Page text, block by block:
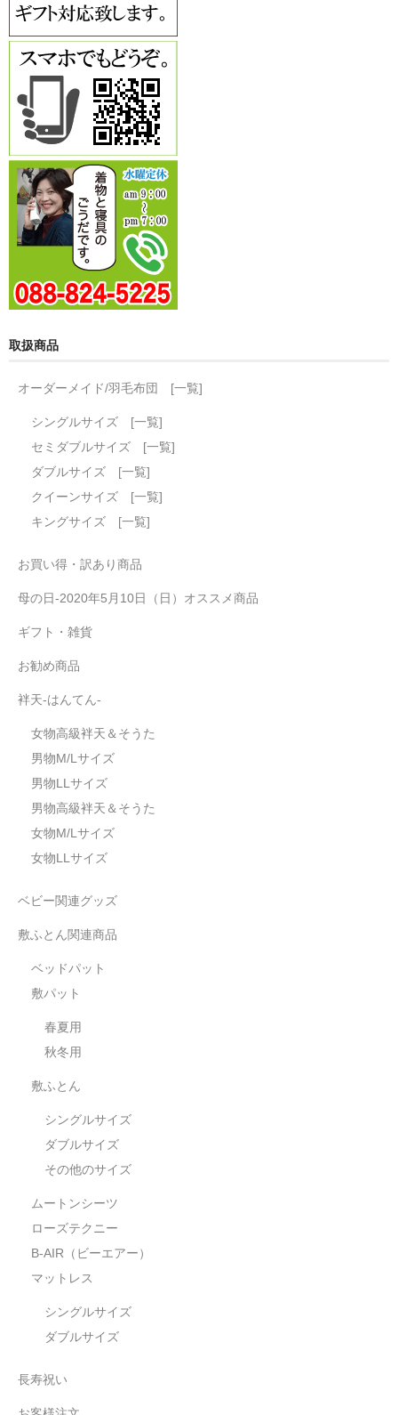
取扱商品
オーダーメイド/羽毛布団 [一覧]
シングルサイズ [一覧]
セミダブルサイズ [一覧]
ダブルサイズ [一覧]
クイーンサイズ [一覧]
キングサイズ [一覧]
お買い得・訳あり商品
母の日-2020年5月10日（日）オススメ商品
ギフト・雑貨
お勧め商品
袢天-はんてん-
女物高級袢天＆そうた
男物M/Lサイズ
男物LLサイズ
男物高級袢天＆そうた
女物M/Lサイズ
女物LLサイズ
ベビー関連グッズ
敷ふとん関連商品
ベッドパット
敷パット
春夏用
秋冬用
敷ふとん
シングルサイズ
ダブルサイズ
その他のサイズ
ムートンシーツ
ローズテクニー
B-AIR（ビーエアー）
マットレス
シングルサイズ
ダブルサイズ
長寿祝い